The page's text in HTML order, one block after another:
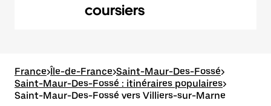
coursiers
France>Île-de-France>Saint-Maur-Des-Fossé>
Saint-Maur-Des-Fossé : itinéraires populaires>
Saint-Maur-Des-Fossé vers Villiers-sur-Marne